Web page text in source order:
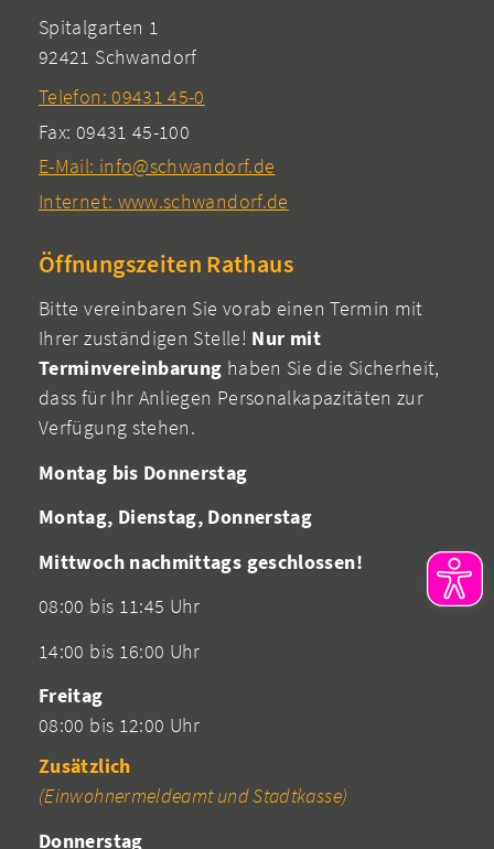
Spitalgarten 1
92421 Schwandorf
Telefon: 09431 45-0
Fax: 09431 45-100
E-Mail: info@schwandorf.de
Internet: www.schwandorf.de
Öffnungszeiten Rathaus
Bitte vereinbaren Sie vorab einen Termin mit
Ihrer zuständigen Stelle! Nur mit
Terminvereinbarung haben Sie die Sicherheit,
dass für Ihr Anliegen Personalkapazitäten zur
Verfügung stehen.
Montag bis Donnerstag
Montag, Dienstag, Donnerstag
Mittwoch nachmittags geschlossen!
08:00 bis 11:45 Uhr
14:00 bis 16:00 Uhr
Freitag
08:00 bis 12:00 Uhr
Zusätzlich
(Einwohnermeldeamt und Stadtkasse)
Donnerstag